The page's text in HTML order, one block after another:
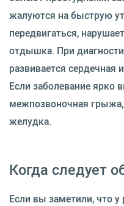
жалуются на быструю
передвигаться,
отдышка. При
развивается сердечная
Если заболевание ярко
межпозвоночная грыжа,
желудка.
Когда следует
Если вы заметили, что у